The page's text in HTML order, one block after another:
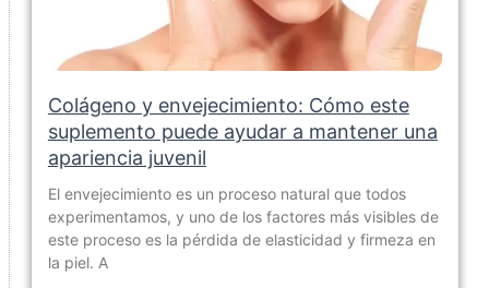
Colágeno y envejecimiento: Cómo este
suplemento puede ayudar a mantener una
apariencia juvenil
El envejecimiento es un proceso natural que todos
experimentamos, y uno de los factores más visibles de
este proceso es la pérdida de elasticidad y firmeza en
la piel. A